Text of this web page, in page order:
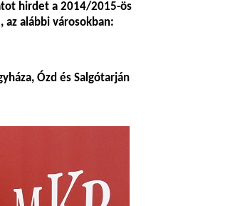
hirdet a 2014/2015-ös
az alábbi városokban:
Ózd és Salgótarján